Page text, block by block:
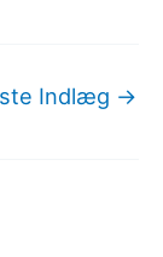
Indlæg →